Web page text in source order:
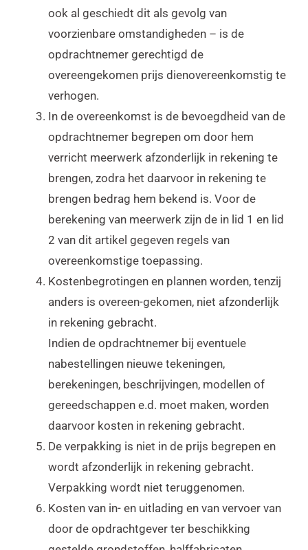
ook al geschiedt dit als gevolg van
voorzienbare omstandigheden – is de
opdrachtnemer gerechtigd de
overeengekomen prijs dienovereenkomstig te
verhogen.
In de overeenkomst is de bevoegdheid van de
opdrachtnemer begrepen om door hem
verricht meerwerk afzonderlijk in rekening te
brengen, zodra het daarvoor in rekening te
brengen bedrag hem bekend is. Voor de
berekening van meerwerk zijn de in lid 1 en lid
2 van dit artikel gegeven regels van
overeenkomstige toepassing.
Kostenbegrotingen en plannen worden, tenzij
anders is overeen-gekomen, niet afzonderlijk
in rekening gebracht.
Indien de opdrachtnemer bij eventuele
nabestellingen nieuwe tekeningen,
berekeningen, beschrijvingen, modellen of
gereedschappen e.d. moet maken, worden
daarvoor kosten in rekening gebracht.
De verpakking is niet in de prijs begrepen en
wordt afzonderlijk in rekening gebracht.
Verpakking wordt niet teruggenomen.
Kosten van in- en uitlading en van vervoer van
door de opdrachtgever ter beschikking